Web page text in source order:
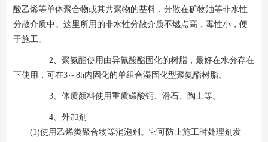
酸乙烯等单体聚合物或其共聚物的基料，分散在矿物油等非水性
分散介质中。这里所用的非水性分散介质不燃点高，毒性小，便
于施工。
2、聚氨酯使用由异氰酸酯固化的树脂，最好在水分存在
下使用，可在3 ～8h内固化的单组合湿固化型聚氨酯树脂。
3、体质颜料使用重质碳酸钙、滑石、陶土等。
4、外加剂
(1)使用乙烯类聚合物等消泡剂。它可防止施工时处理剂发